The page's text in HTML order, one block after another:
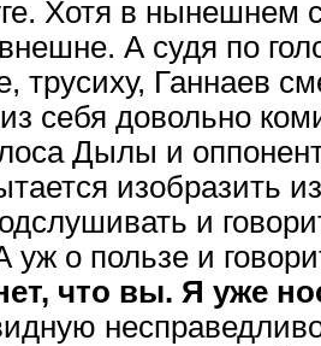
Хотя в нынешнем
А судя по
трусиху, Ганнаев
себя довольно
Дылы и
изобразить
и
уж о пользе и
что вы. Я уже